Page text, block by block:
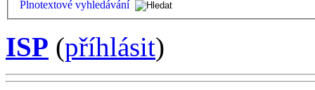
Plnotextové vyhledávání
ISP (příhlásit)